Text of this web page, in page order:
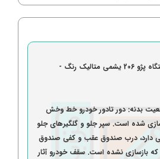
فروش دولتی یک دستگاه پژو 206 یشمی متالیک رنگ -
بدنه: دور تادور خودرو خط وخش
شده است. سپر جلو و گلگیرهای جلو
دارد، درب صندوق عقب و کفی صندوق
که بازسازی نشده است. سقف خودرو آثار